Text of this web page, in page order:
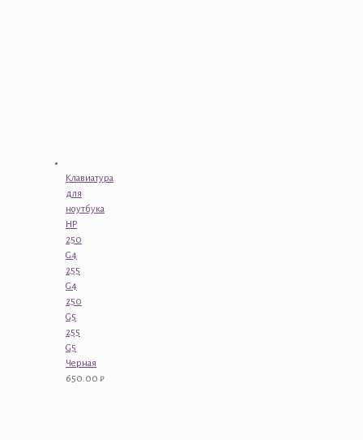
Клавиатура
для
ноутбука
HP
250
G4
255
G4
250
G5
255
G5
Черная
650.00 ₽